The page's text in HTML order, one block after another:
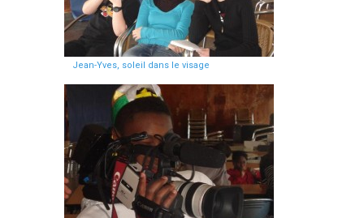
Jean-Yves, soleil dans le visage